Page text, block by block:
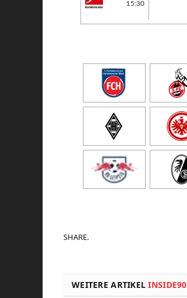
15:30
SHARE.
WEITERE ARTIKELINSIDE90